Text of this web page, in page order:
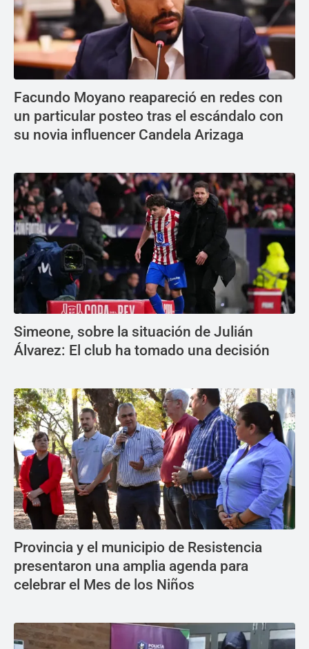
Facundo Moyano reapareció en redes con
un particular posteo tras el escándalo con
su novia influencer Candela Arizaga
Simeone, sobre la situación de Julián
Álvarez: El club ha tomado una decisión
Provincia y el municipio de Resistencia
presentaron una amplia agenda para
celebrar el Mes de los Niños